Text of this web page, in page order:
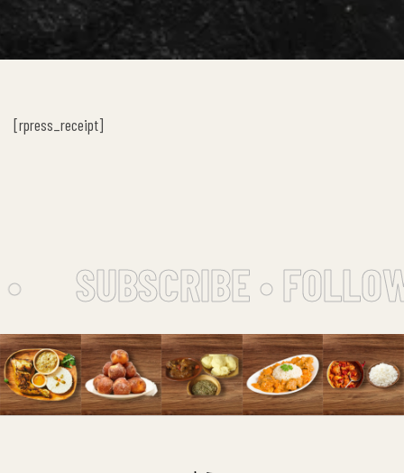
[rpress_receipt]
SUBSCRIBE •